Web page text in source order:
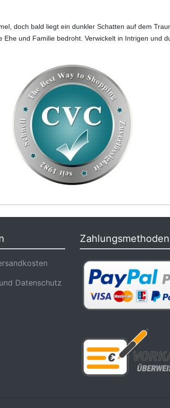
doch bald liegt ein dunkler Schatten auf dem
und Familie bedroht. Verwickelt in Intrigen und
Datenschutz
Zahlungsmethoden